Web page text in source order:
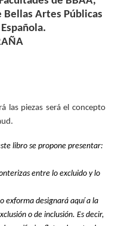
Bellas Artes Públicas
las piezas será el concepto
libro se propone presentar:
entre lo excluido y lo
exforma designará aquí a la
o de inclusión. Es decir,